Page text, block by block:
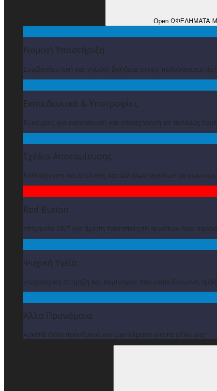
Open ΩΦΕΛΗΜΑΤΑ
Νομική Υποστήριξη
Συμβουλευτική και νομική βοήθεια στους
Εκπαιδευτικά & Υποτροφίες
Ευκαιρίες για εκπαίδευση και επασχόληση σε πολλούς
Σχέδιο Αποταμίευσης
Καθοδήγηση και επιλογές κατάλληλων σχεδίων σε
Red Button
Υπηρεσία 24/7 για άμεση τακτοποίηση θεμάτων που
Ψυχική Υγεία
Ψυχολογική στήριξη και σεμινάρια από εκπαιδευμένη
Άλλα Προνόμοια
Αρκετά άλλα προνόμοια και ωφελήματα για τα μέλη μας